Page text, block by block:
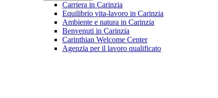
Carriera in Carinzia
Equilibrio vita-lavoro in Carinzia
Ambiente e natura in Carinzia
Benvenuti in Carinzia
Carinthian Welcome Center
Agenzia per il lavoro qualificato